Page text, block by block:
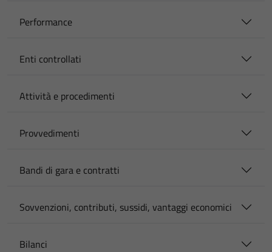
Performance
Enti controllati
Attività e procedimenti
Provvedimenti
Bandi di gara e contratti
Sovvenzioni, contributi, sussidi, vantaggi economici
Bilanci